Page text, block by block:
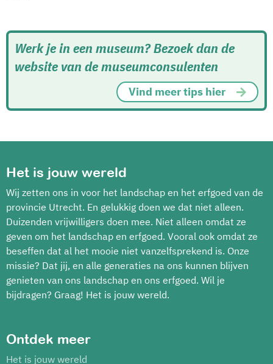
Werk je in een museum? Bezoek dan de
website van de museumconsulenten
Vind meer tips hier
Het is jouw wereld
Wij zetten ons in voor het landschap en het erfgoed van de
provincie Utrecht. En gelukkig doen we dat niet alleen.
Duizenden vrijwilligers doen mee. Niet alleen omdat ze
geven om het landschap en erfgoed. Vooral ook omdat ze
beseffen dat al het mooie niet vanzelfsprekend is. Onze
missie? Dat jij, en alle generaties na ons kunnen blijven
genieten van ons landschap en ons erfgoed. Wil je
bijdragen? Graag! Het is jouw wereld.
Ontdek meer
Het is jouw wereld